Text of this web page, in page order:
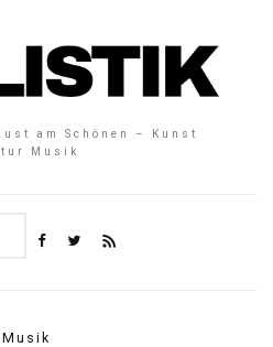
am Schönen – Kunst
Musik
Musik